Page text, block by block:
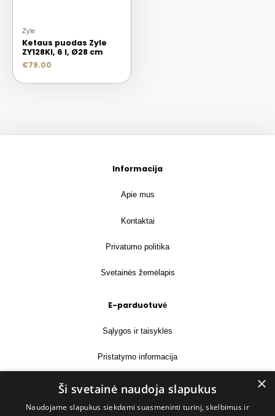
Zyle
Ketaus puodas Zyle
ZY128KI, 6 l, Ø28 cm
€79.00
Informacija
Apie mus
Kontaktai
Privatumo politika
Svetainės žemėlapis
E-parduotuvė
Sąlygos ir taisyklės
Pristatymo informacija
Prekių grąžinimas ×
Ši svetainė naudoja slapukus
Naudojame slapukus siekdami suasmeninti turinį, skelbimus ir